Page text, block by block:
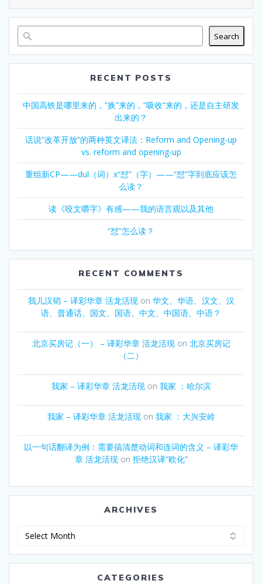
Search
RECENT POSTS
中国高铁是哪里来的，“换”来的，“吸收”来的，还是自主研发
出来的？
话说“改革开放”的两种英文译法：Reform and Opening-up
vs. reform and opening-up
重组新CP——duǐ（词）x“怼”（字）——“怼”字到底应该怎
么读？
读《咬文嚼字》有感——我的语言观以及其他
“怼”怎么读？
RECENT COMMENTS
我儿汉韬 – 译彩华章 活龙活现on 华文、华语、汉文、汉
语、普通话、国文、国语、中文、中国语、中语？
北京买房记（一） – 译彩华章 活龙活现on 北京买房记
（二）
我家 – 译彩华章 活龙活现on 我家 ：哈尔滨
我家 – 译彩华章 活龙活现on 我家 ：大兴安岭
以一句话翻译为例：需要搞清楚动词和连词的含义 – 译彩华
章 活龙活现on 拒绝汉译“欧化”
ARCHIVES
Archives
CATEGORIES